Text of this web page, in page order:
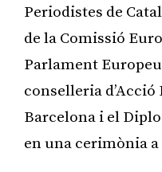
Periodistes de
de la Comissió
Parlament
conselleria
Barcelona i el
en una cerimònia